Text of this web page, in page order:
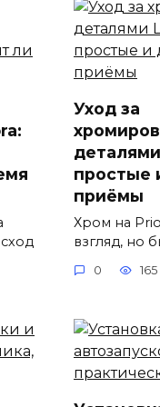
Уход за
простые
приёмы
Хром на
взгляд, но
0 165